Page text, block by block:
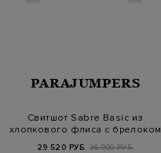
PARAJUMPERS
Свитшот Sabre Basic из
хлопкового флиса с брелоком
29 520 РУБ. 36 900 РУБ.